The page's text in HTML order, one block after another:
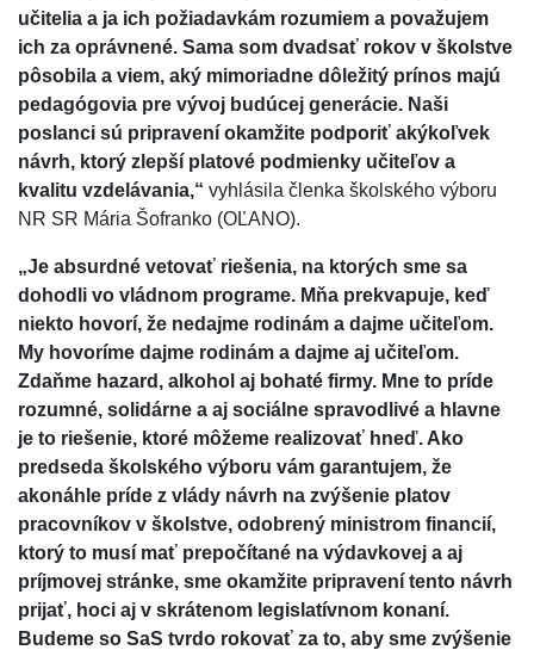
učitelia a ja ich požiadavkám rozumiem a považujem
ich za oprávnené. Sama som dvadsať rokov v školstve
pôsobila a viem, aký mimoriadne dôležitý prínos majú
pedagógovia pre vývoj budúcej generácie. Naši
poslanci sú pripravení okamžite podporiť akýkoľvek
návrh, ktorý zlepší platové podmienky učiteľov a
kvalitu vzdelávania,“ vyhlásila členka školského výboru
NR SR Mária Šofranko (OĽANO).
„Je absurdné vetovať riešenia, na ktorých sme sa
dohodli vo vládnom programe. Mňa prekvapuje, keď
niekto hovorí, že nedajme rodinám a dajme učiteľom.
My hovoríme dajme rodinám a dajme aj učiteľom.
Zdaňme hazard, alkohol aj bohaté firmy. Mne to príde
rozumné, solidárne a aj sociálne spravodlivé a hlavne
je to riešenie, ktoré môžeme realizovať hneď. Ako
predseda školského výboru vám garantujem, že
akonáhle príde z vlády návrh na zvýšenie platov
pracovníkov v školstve, odobrený ministrom financií,
ktorý to musí mať prepočítané na výdavkovej a aj
príjmovej stránke, sme okamžite pripravení tento návrh
prijať, hoci aj v skrátenom legislatívnom konaní.
Budeme so SaS tvrdo rokovať za to, aby sme zvýšenie